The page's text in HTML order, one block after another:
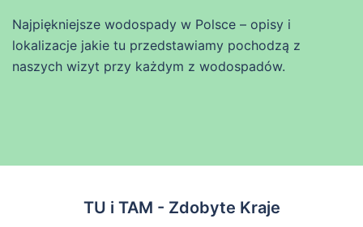
Najpiękniejsze wodospady w Polsce – opisy i
lokalizacje jakie tu przedstawiamy pochodzą z
naszych wizyt przy każdym z wodospadów.
TU i TAM - Zdobyte Kraje